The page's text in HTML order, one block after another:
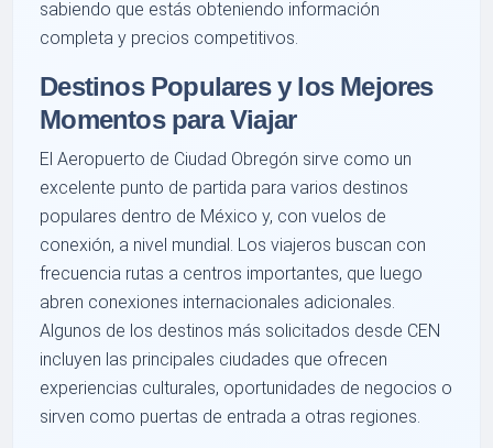
sabiendo que estás obteniendo información
completa y precios competitivos.
Destinos Populares y los Mejores
Momentos para Viajar
El Aeropuerto de Ciudad Obregón sirve como un
excelente punto de partida para varios destinos
populares dentro de México y, con vuelos de
conexión, a nivel mundial. Los viajeros buscan con
frecuencia rutas a centros importantes, que luego
abren conexiones internacionales adicionales.
Algunos de los destinos más solicitados desde CEN
incluyen las principales ciudades que ofrecen
experiencias culturales, oportunidades de negocios o
sirven como puertas de entrada a otras regiones.